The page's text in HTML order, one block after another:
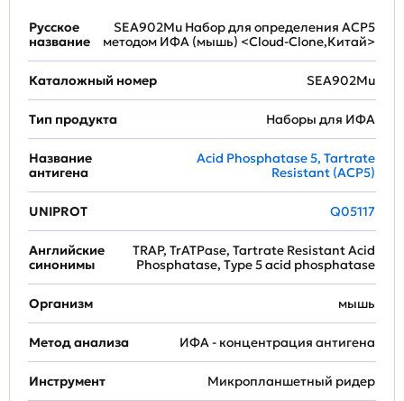
Русское
название
SEA902Mu Набор для определения ACP5
методом ИФА (мышь) <Cloud-Clone,Китай>
Каталожный номер SEA902Mu
Тип продукта Наборы для ИФА
Название
антигена
Acid Phosphatase 5, Tartrate
Resistant (ACP5)
UNIPROT Q05117
Английские
синонимы
TRAP, TrATPase, Tartrate Resistant Acid
Phosphatase, Type 5 acid phosphatase
Организм мышь
Метод анализа ИФА - концентрация антигена
Инструмент Микропланшетный ридер